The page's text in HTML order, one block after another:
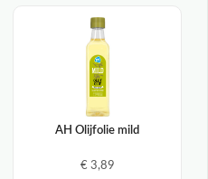
AH Olijfolie mild
€ 3,89